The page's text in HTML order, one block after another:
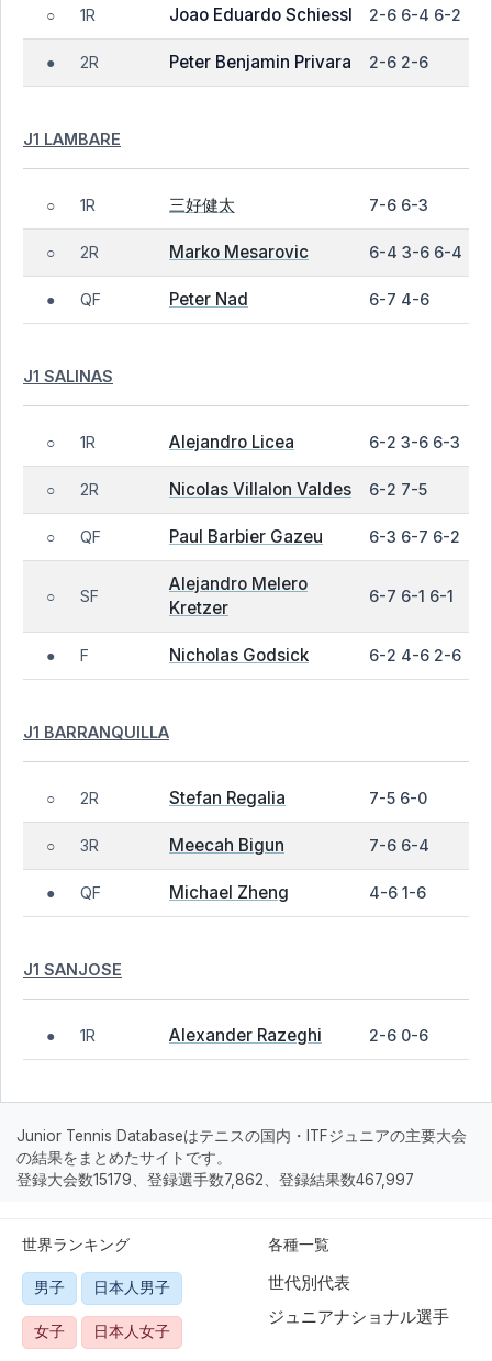
○ 1R Joao Eduardo Schiessl 2-6 6-4 6-2
● 2R Peter Benjamin Privara 2-6 2-6
J1 LAMBARE
○ 1R 三好健太 7-6 6-3
○ 2R Marko Mesarovic 6-4 3-6 6-4
● QF Peter Nad 6-7 4-6
J1 SALINAS
○ 1R Alejandro Licea 6-2 3-6 6-3
○ 2R Nicolas Villalon Valdes 6-2 7-5
○ QF Paul Barbier Gazeu 6-3 6-7 6-2
○ SF
Alejandro Melero
Kretzer
6-7 6-1 6-1
● F Nicholas Godsick 6-2 4-6 2-6
J1 BARRANQUILLA
○ 2R Stefan Regalia 7-5 6-0
○ 3R Meecah Bigun 7-6 6-4
● QF Michael Zheng 4-6 1-6
J1 SANJOSE
● 1R Alexander Razeghi 2-6 0-6
Junior Tennis Databaseはテニスの国内・ITFジュニアの主要大会
の結果をまとめたサイトです。
登録大会数15179、登録選手数7,862、登録結果数467,997
世界ランキング
男子 日本人男子
女子 日本人女子
各種一覧
世代別代表
ジュニアナショナル選手